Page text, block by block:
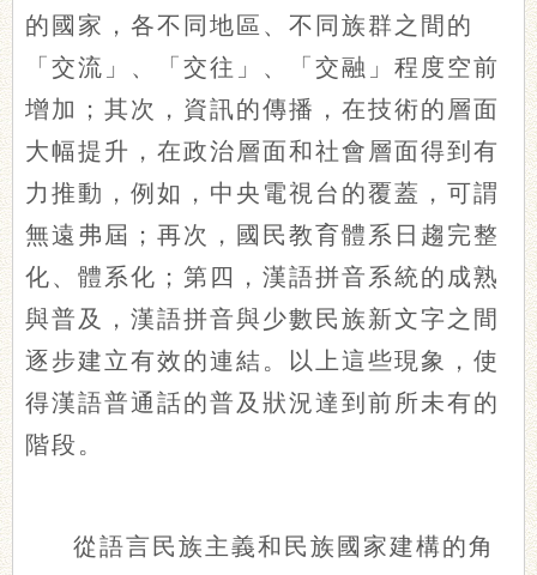
的國家，各不同地區、不同族群之間的
「交流」、「交往」、「交融」程度空前
增加；其次，資訊的傳播，在技術的層面
大幅提升，在政治層面和社會層面得到有
力推動，例如，中央電視台的覆蓋，可謂
無遠弗屆；再次，國民教育體系日趨完整
化、體系化；第四，漢語拼音系統的成熟
與普及，漢語拼音與少數民族新文字之間
逐步建立有效的連結。以上這些現象，使
得漢語普通話的普及狀況達到前所未有的
階段。
從語言民族主義和民族國家建構的角